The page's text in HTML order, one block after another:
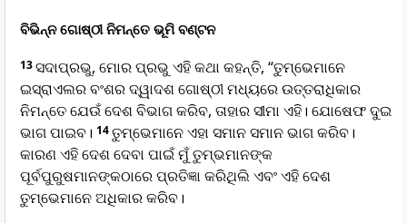
ବିଭିନ୍ନ ଗୋଷ୍ଠୀ ନିମନ୍ତେ ଭୂମି ବଣ୍ଟନ
13ସଦାପ୍ରଭୁ, ମୋର ପ୍ରଭୁ ଏହି କଥା କହନ୍ତି, “ତୁମ୍ଭେମାନେ
ଇସ୍ରାଏଲର ବଂଶର ଦ୍ୱାଦଶ ଗୋଷ୍ଠୀ ମଧ୍ୟରେ ଉତ୍ତରାଧିକାର
ନିମନ୍ତେ ଯେଉଁ ଦେଶ ବିଭାଗ କରିବ, ତାହାର ସୀମା ଏହି। ଯୋଷେଫ ଦୁଇ
ଭାଗ ପାଇବ। 14ତୁମ୍ଭେମାନେ ଏହା ସମାନ ସମାନ ଭାଗ କରିବ।
କାରଣ ଏହି ଦେଶ ଦେବା ପାଇଁ ମୁଁ ତୁମ୍ଭମାନଙ୍କ
ପୂର୍ବପୁରୁଷମାନଙ୍କଠାରେ ପ୍ରତିଜ୍ଞା କରିଥିଲି ଏବଂ ଏହି ଦେଶ
ତୁମ୍ଭେମାନେ ଅଧିକାର କରିବ।